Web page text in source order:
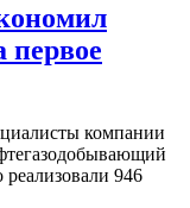
первое
компании
946